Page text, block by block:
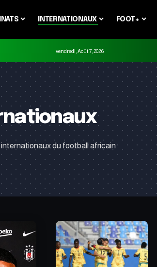
INTERNATIONAUX FOOT+
vendredi, Août 7, 2026
du football africain